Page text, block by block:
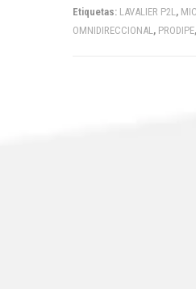
Etiquetas: LAVALIER P2L,
OMNIDIRECCIONAL, PRODIPE,